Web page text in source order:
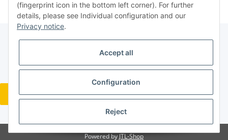
Revocation button
shipping fees
Powered byJTL-Shop
(fingerprint icon in the bottom left corner). For further
details, please see Individual configuration and our
Privacy notice.
Accept all
Configuration
Reject